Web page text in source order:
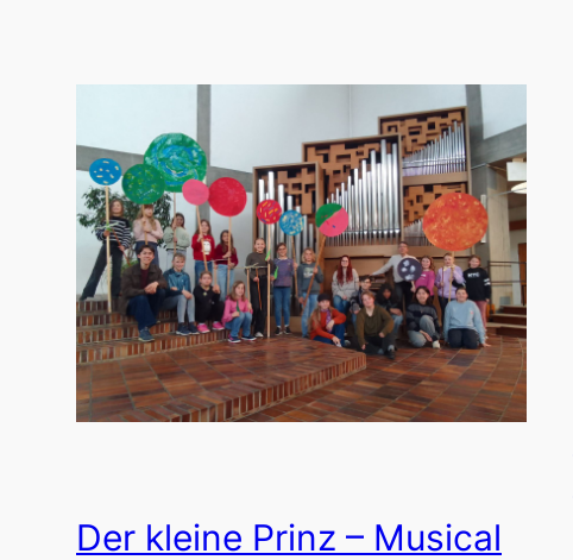
Der kleine Prinz – Musical